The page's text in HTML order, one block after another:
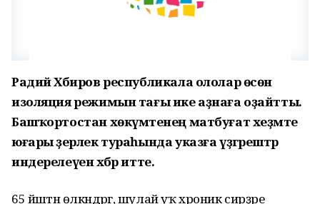
Радий Хәбиров республикала ололар өсөн
изоляция режимын тағы ике аҙнаға оҙайтты.
Башҡортостан хөкүмәтенең матбуғат хеҙмәте
юғары әҙерлек тураһында указға үҙгәрештәр
индерелеүен хәбәр итте.
65 йәштән өлкәндәргә, шулай уҡ хроник сирҙәре